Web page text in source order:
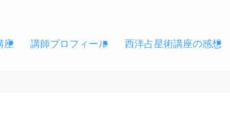
座 講師プロフィール 西洋占星術講座の感想